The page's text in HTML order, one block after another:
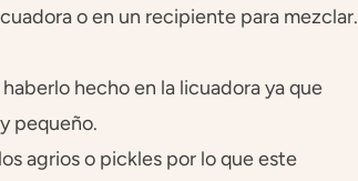
o en un recipiente para mezclar.
hecho en la licuadora ya que
pequeño.
agrios o pickles por lo que este